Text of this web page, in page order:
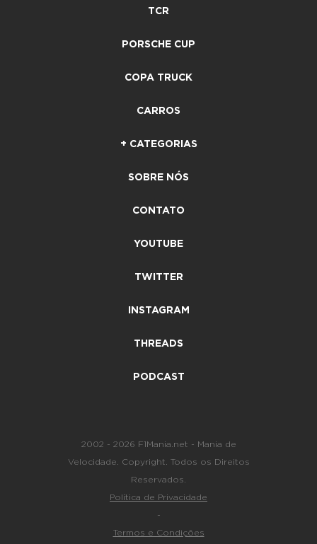
TCR
PORSCHE CUP
COPA TRUCK
CARROS
+ CATEGORIAS
SOBRE NÓS
CONTATO
YOUTUBE
TWITTER
INSTAGRAM
THREADS
PODCAST
2002 - 2026 F1Mania.net - Mania de
Velocidade. Copyright. Todos os Direitos
Reservados.
Política de Privacidade
-
Termos e Condições